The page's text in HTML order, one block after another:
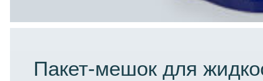
Пакет-мешок для